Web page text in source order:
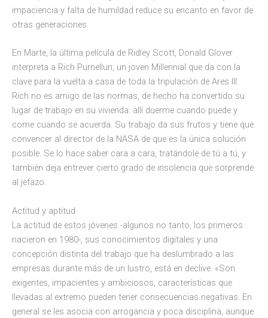
impaciencia y falta de humildad reduce su encanto en favor de
otras generaciones.
En Marte, la última película de Ridley Scott, Donald Glover
interpreta a Rich Purnellun, un joven Millennial que da con la
clave para la vuelta a casa de toda la tripulación de Ares III.
Rich no es amigo de las normas, de hecho ha convertido su
lugar de trabajo en su vivienda: allí duerme cuando puede y
come cuando se acuerda. Su trabajo da sus frutos y tiene que
convencer al director de la NASA de que es la única solución
posible. Se lo hace saber cara a cara, tratándole de tú a tú, y
también deja entrever cierto grado de insolencia que sorprende
al jefazo.
Actitud y aptitud
La actitud de estos jóvenes -algunos no tanto, los primeros
nacieron en 1980-, sus conocimientos digitales y una
concepción distinta del trabajo que ha deslumbrado a las
empresas durante más de un lustro, está en declive. «Son
exigentes, impacientes y ambiciosos, características que
llevadas al extremo pueden tener consecuencias negativas. En
general se les asocia con arrogancia y poca disciplina, aunque